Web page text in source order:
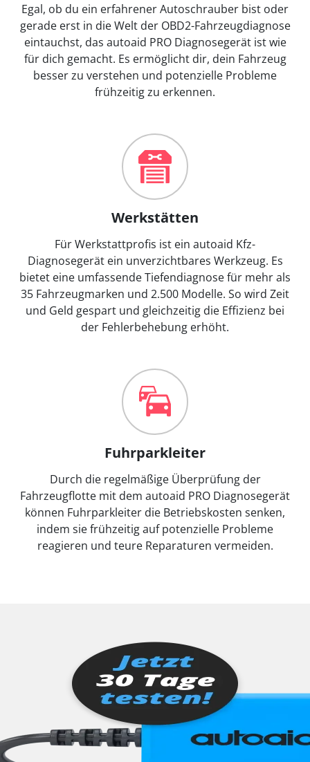
Egal, ob du ein erfahrener Autoschrauber bist oder
gerade erst in die Welt der OBD2-Fahrzeugdiagnose
eintauchst, das autoaid PRO Diagnosegerät ist wie
für dich gemacht. Es ermöglicht dir, dein Fahrzeug
besser zu verstehen und potenzielle Probleme
frühzeitig zu erkennen.
Werkstätten
Für Werkstattprofis ist ein autoaid Kfz-
Diagnosegerät ein unverzichtbares Werkzeug. Es
bietet eine umfassende Tiefendiagnose für mehr als
35 Fahrzeugmarken und 2.500 Modelle. So wird Zeit
und Geld gespart und gleichzeitig die Effizienz bei
der Fehlerbehebung erhöht.
Fuhrparkleiter
Durch die regelmäßige Überprüfung der
Fahrzeugflotte mit dem autoaid PRO Diagnosegerät
können Fuhrparkleiter die Betriebskosten senken,
indem sie frühzeitig auf potenzielle Probleme
reagieren und teure Reparaturen vermeiden.